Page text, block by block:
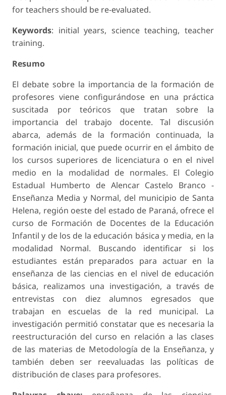
for teachers should be re-evaluated.
Keywords: initial years, science teaching, teacher
training.
Resumo
El debate sobre la importancia de la formación de
profesores viene configurándose en una práctica
suscitada por teóricos que tratan sobre la
importancia del trabajo docente. Tal discusión
abarca, además de la formación continuada, la
formación inicial, que puede ocurrir en el ámbito de
los cursos superiores de licenciatura o en el nivel
medio en la modalidad de normales. El Colegio
Estadual Humberto de Alencar Castelo Branco -
Enseñanza Media y Normal, del municipio de Santa
Helena, región oeste del estado de Paraná, ofrece el
curso de Formación de Docentes de la Educación
Infantil y de los de la educación básica y media, en la
modalidad Normal. Buscando identificar si los
estudiantes están preparados para actuar en la
enseñanza de las ciencias en el nivel de educación
básica, realizamos una investigación, a través de
entrevistas con diez alumnos egresados que
trabajan en escuelas de la red municipal. La
investigación permitió constatar que es necesaria la
reestructuración del curso en relación a las clases
de las materias de Metodología de la Enseñanza, y
también deben ser reevaluadas las políticas de
distribución de clases para profesores.